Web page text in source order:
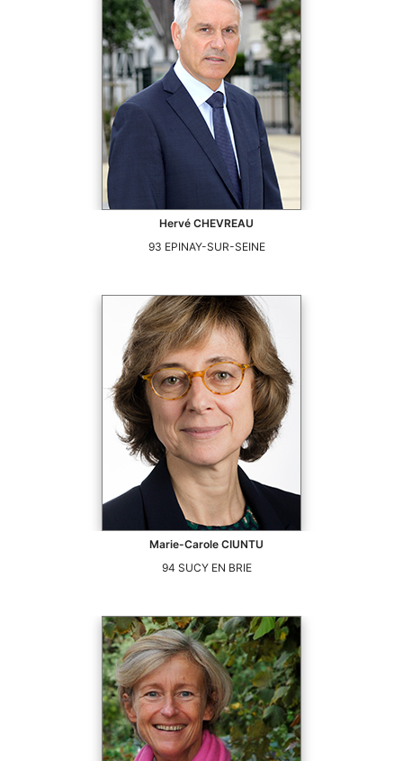
Hervé CHEVREAU
93 EPINAY-SUR-SEINE
Marie-Carole CIUNTU
94 SUCY EN BRIE